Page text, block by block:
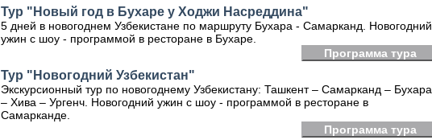
Тур "Новый год в Бухаре у Ходжи Насреддина"
5 дней в новогоднем Узбекистане по маршруту Бухара - Самарканд. Новогодний
ужин с шоу - программой в ресторане в Бухаре.
Программа тура
Тур "Новогодний Узбекистан"
Экскурсионный тур по новогоднему Узбекистану: Ташкент – Самарканд – Бухара
– Хива – Ургенч. Новогодний ужин с шоу - программой в ресторане в
Самарканде.
Программа тура